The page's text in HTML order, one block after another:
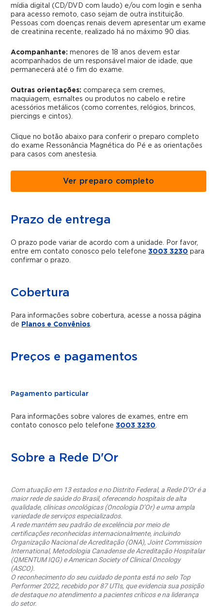
mídia digital (CD/DVD com laudo) e/ou com login e senha
para acesso remoto, caso sejam de outra instituição.
Pessoas com doenças renais devem apresentar um exame
de creatinina recente, realizado há no máximo 90 dias.
Acompanhante: menores de 18 anos devem estar
acompanhados de um responsável maior de idade, que
permanecerá até o fim do exame.
Outras orientações: compareça sem cremes,
maquiagem, esmaltes ou produtos no cabelo e retire
acessórios metálicos (como correntes, relógios, brincos,
piercings e cintos).
Clique no botão abaixo para conferir o preparo completo
do exame Ressonância Magnética do Pé e as orientações
para casos com anestesia.
Ver preparo completo
Prazo de entrega
O prazo pode variar de acordo com a unidade. Por favor,
entre em contato conosco pelo telefone3003 3230 para
confirmar o prazo.
Cobertura
Para informações sobre cobertura, acesse a nossa página
de Planos e Convênios.
Preços e pagamentos
Pagamento particular
Para informações sobre valores de exames, entre em
contato conosco pelo telefone3003 3230.
Sobre a Rede D'Or
Com atuação em 13 estados e no Distrito Federal, a Rede D’Or é a
maior rede de saúde do Brasil, oferecendo hospitais de alta
qualidade, clínicas oncológicas (Oncologia D’Or) e uma ampla
variedade de serviços especializados.
A rede mantém seu padrão de excelência por meio de
certificações reconhecidas internacionalmente, incluindo
Organização Nacional de Acreditação (ONA), Joint Commission
International, Metodologia Canadense de Acreditação Hospitalar
(QMENTUM IQG) e American Society of Clinical Oncology
(ASCO).
O reconhecimento do seu cuidado de ponta está no selo Top
Performer 2022, recebido por 87 UTIs, que evidencia sua posição
de destaque no atendimento a pacientes críticos e na liderança
do setor.